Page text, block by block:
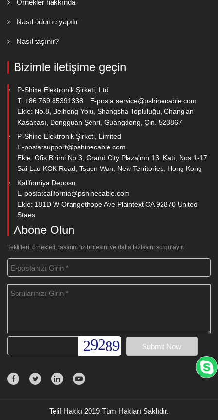
Örnekler hakkında
Nasıl ödeme yapılır
Nasıl taşınır?
Bizimle iletişime geçin
P-Shine Elektronik Şirketi, Ltd
T: +86 769 85391338
E-posta:service@pshinecable.com
Ekle: No.8, Beiheng Yolu, Shangsha Topluluğu, Chang'an
Kasabası, Dongguan Şehri, Guangdong, Çin. 523867
P-Shine Elektronik Şirketi, Limited
E-posta:support@pshinecable.com
Ekle: Ofis Birimi No.3, Grand City Plaza'nın 13. Katı, Nos.1-17
Sai Lau KOK Road, Tsuen Wan, New Territories, Hong Kong
Kaliforniya Deposu
E-posta:california@pshinecable.com
Ekle: 181D W Orangethope Ave Plaintext CA 92870 United
Staes
Abone Olun
Teklifleri, örnekleri, tasarım fizibilitesini ve daha fazlasını sorgulayın
Telif Hakkı 2019 Tüm Hakları Saklıdır.